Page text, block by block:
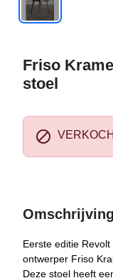
Friso
stoel

Omschrijving
Eerste editie
ontwerper Friso
Deze stoel heeft